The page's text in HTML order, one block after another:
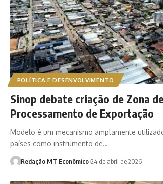
POLÍTICA E DESENVOLVIMENTO
Sinop debate criação de Zona
Processamento de Exportação
Modelo é um mecanismo amplamente
países como instrumento de…
Redação MT Econômico 24 de abril de 2026